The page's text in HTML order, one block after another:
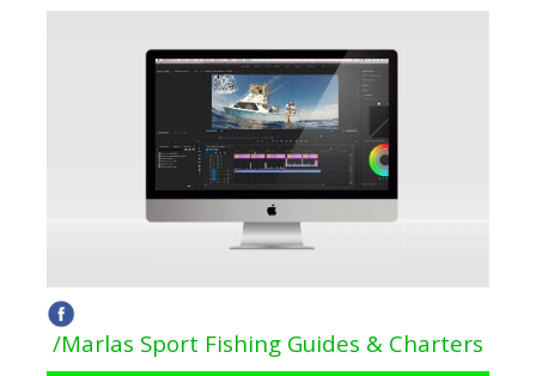
/Marlas Sport Fishing Guides & Charters